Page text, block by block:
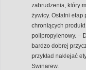
zabrudzenia, który
żywicy. Ostatni
chroniących
polipropylenowy. –
bardzo dobrej
przykład naklejać
Swinarew.